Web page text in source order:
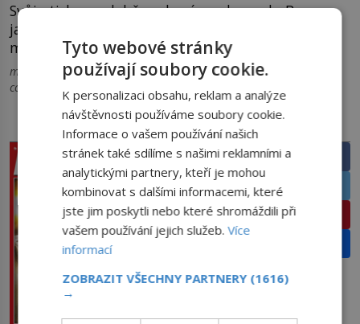
Svůj otisk v podobě voskové madame du Barry,
jakožto nejstarším dochovaným exponátem, tu
má i Philippe Curtius.
madametussauds.com, loc.gov, mashable.com,
commons.wikimedia.org, yahoo.com
PRÁVĚ V PRODEJI SDÍLEJTE ČLÁNEK
Facebook
Twitter
Pinterest
Tyto webové stránky
používají soubory cookie.
K personalizaci obsahu, reklam a analýze
návštěvnosti používáme soubory cookie.
Informace o vašem používání našich
stránek také sdílíme s našimi reklamními a
analytickými partnery, kteří je mohou
kombinovat s dalšími informacemi, které
jste jim poskytli nebo které shromáždili při
vašem používání jejich služeb.Více
informací
ZOBRAZIT VŠECHNY PARTNERY (1616)
→